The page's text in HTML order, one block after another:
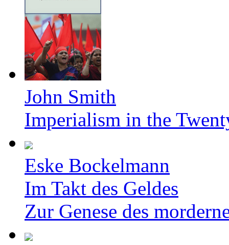
John Smith
Imperialism in the
Eske Bockelmann
Im Takt des Geldes
Zur Genese des